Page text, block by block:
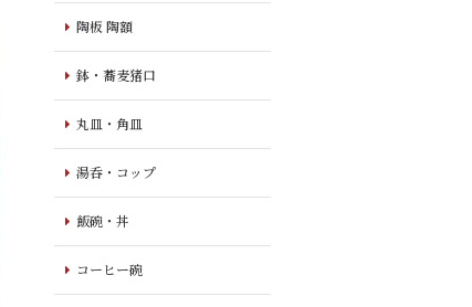
陶板 陶額
鉢・蕎麦猪口
丸皿・角皿
湯呑・コップ
飯碗・丼
コーヒー碗